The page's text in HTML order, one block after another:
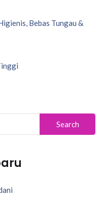
Bebas Tungau &